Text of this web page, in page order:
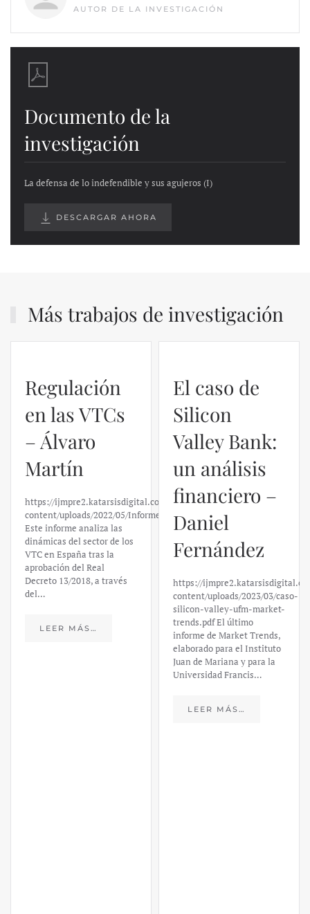
AUTOR DE LA INVESTIGACIÓN
Documento de la
investigación
La defensa de lo indefendible y sus agujeros (I)
DESCARGAR AHORA
Más trabajos de investigación
Regulación
en las VTCs
– Álvaro
Martín
https://ijmpre2.katarsisdigital.com/wp-
content/uploads/2022/05/Informe_sobre_las_VTC.pdf
Este informe analiza las
dinámicas del sector de los
VTC en España tras la
aprobación del Real
Decreto 13/2018, a través
del…
LEER MÁS…
El caso de
Silicon
Valley Bank:
un análisis
financiero –
Daniel
Fernández
https://
content/uploads/2023/03/caso-
silicon-valley-ufm-market-
trends.pdf El último
informe de Market Trends,
elaborado para el Instituto
Juan de Mariana y para la
Universidad Francis…
LEER MÁS…